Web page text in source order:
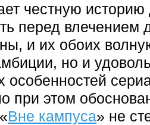
честную
перед влечением
и их обоих
но и
особенностей
при этом
Вне кампуса» не